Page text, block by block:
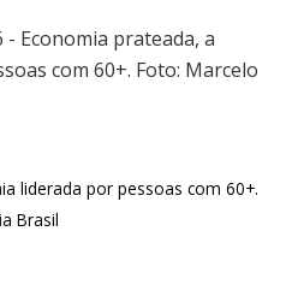
liderada por pessoas com 60+.
Brasil